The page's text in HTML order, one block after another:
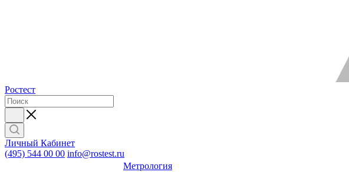
Ростест
Личный Кабинет
(495) 544 00 00 info@rostest.ru
Метрология